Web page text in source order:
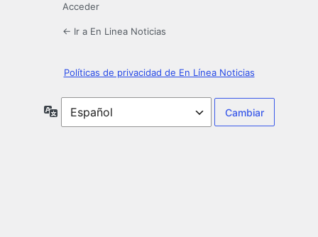
Acceder
← Ir a En Linea Noticias
Políticas de privacidad de En Línea Noticias
Idioma